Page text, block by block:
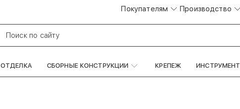
Покупателям Производство
Поиск по сайту
ОТДЕЛКА СБОРНЫЕ КОНСТРУКЦИИ КРЕПЕЖ ИНСТРУМЕНТ